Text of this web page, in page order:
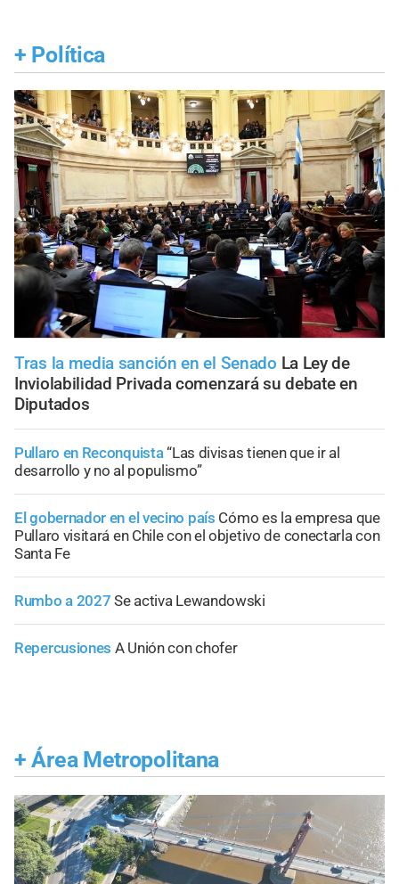
+ Política
Tras la media sanción en el Senado La Ley de
Inviolabilidad Privada comenzará su debate en
Diputados
Pullaro en Reconquista“Las divisas tienen que ir al
desarrollo y no al populismo”
El gobernador en el vecino país Cómo es la empresa que
Pullaro visitará en Chile con el objetivo de conectarla con
Santa Fe
Rumbo a 2027 Se activa Lewandowski
Repercusiones A Unión con chofer
+ Área Metropolitana